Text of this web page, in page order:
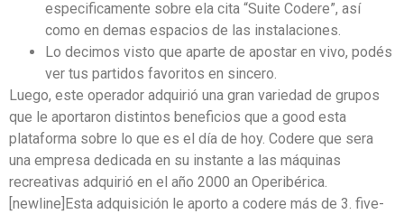
especificamente sobre ela cita “Suite Codere”, así
como en demas espacios de las instalaciones.
Lo decimos visto que aparte de apostar en vivo, podés
ver tus partidos favoritos en sincero.
Luego, este operador adquirió una gran variedad de grupos
que le aportaron distintos beneficios que a good esta
plataforma sobre lo que es el día de hoy. Codere que sera
una empresa dedicada en su instante a las máquinas
recreativas adquirió en el año 2000 an Operibérica.
[newline]Esta adquisición le aporto a codere más de 3. five-